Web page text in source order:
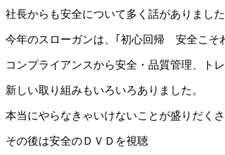
社長からも安全について多く話がありまし
今年のスローガンは、｢初心回帰 安全こそ
コンプライアンスから安全・品質管理、ト
新しい取り組みもいろいろありました。
本当にやらなきゃいけないことが盛りだくさ
その後は安全のＤＶＤを視聴